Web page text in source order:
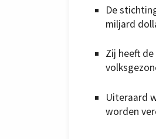
De
miljard
Zij heeft
Uiteraard
worden